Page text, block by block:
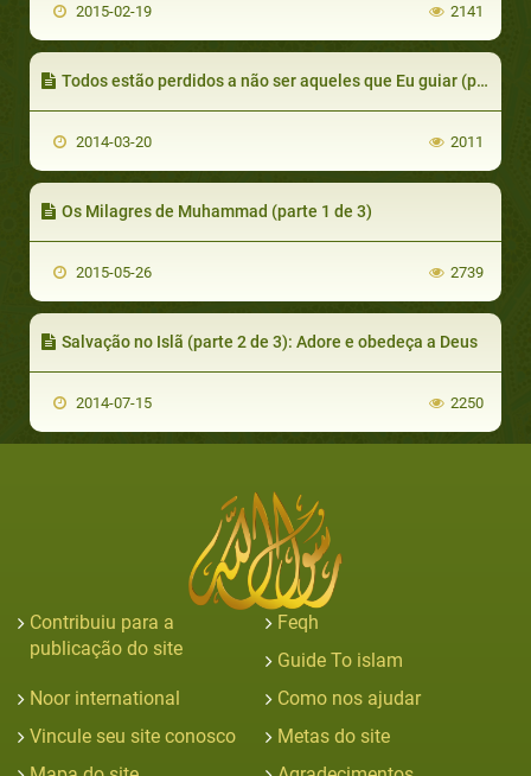
2015-02-19 2141
Todos estão perdidos a não ser aqueles que Eu guiar (parte 2 de 2): Todo o poder e força vêm somente de Deus
2014-03-20 2011
Os Milagres de Muhammad (parte 1 de 3)
2015-05-26 2739
Salvação no Islã (parte 2 de 3): Adore e obedeça a Deus
2014-07-15 2250
Contribuiu para a
publicação do site
Feqh
Guide To islam
Noor international
Como nos ajudar
Vincule seu site conosco
Metas do site